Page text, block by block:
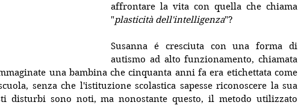
affrontare la vita con quella che chiama
"plasticità dell'intelligenza"?
Susanna é cresciuta con una forma di
una bambina che cinquanta anni fa era etichettata come
senza che l'istituzione scolastica sapesse riconoscere la sua
disturbi sono noti, ma nonostante questo, il metodo utilizzato